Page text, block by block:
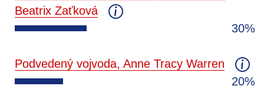
Beatrix Zaťková
30%
Podvedený vojvoda, Anne Tracy Warren
20%